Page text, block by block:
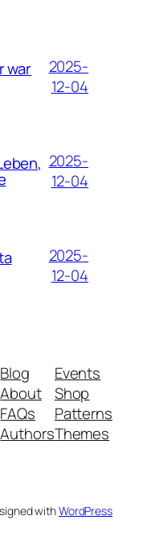
war
2025-
12-04
2025-
12-04
2025-
12-04
Blog
About
FAQs
Authors
Events
Shop
Patterns
Themes
withWordPress